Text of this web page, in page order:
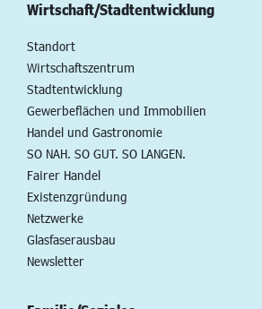
Wirtschaft/Stadtentwicklung
Standort
Wirtschaftszentrum
Stadtentwicklung
Gewerbeflächen und Immobilien
Handel und Gastronomie
SO NAH. SO GUT. SO LANGEN.
Fairer Handel
Existenzgründung
Netzwerke
Glasfaserausbau
Newsletter